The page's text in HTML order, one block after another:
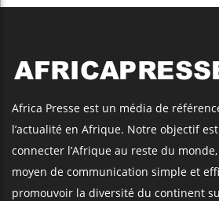
Africa Presse est un média de
l’actualité en Afrique. Notre objectif
connecter l’Afrique au reste du
moyen de communication simple et
promouvoir la diversité du continent